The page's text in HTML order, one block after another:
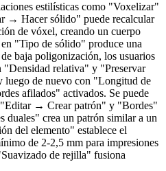
estilísticas como "Voxelizar"
→ Hacer sólido" puede recalcular
de vóxel, creando un cuerpo
"Tipo de sólido" produce una
baja poligonización, los usuarios
relativa" y "Preservar
luego de nuevo con "Longitud de
afilados" activados. Se puede
"Editar → Crear patrón" y "Bordes"
crea un patrón similar a un
del elemento" establece el
de 2-2,5 mm para impresiones
de rejilla" fusiona